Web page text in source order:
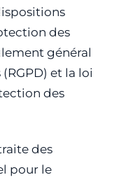
des
général
et la loi
des
des
pour le